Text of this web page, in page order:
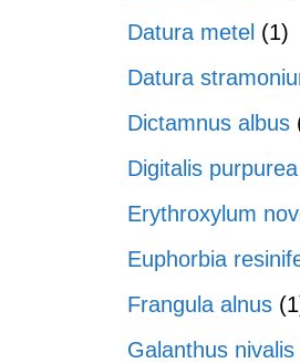
Datura metel (1)
Datura
Dictamnus albus
Digitalis purpurea
Erythroxylum
Euphorbia
Frangula alnus
Galanthus nivalis